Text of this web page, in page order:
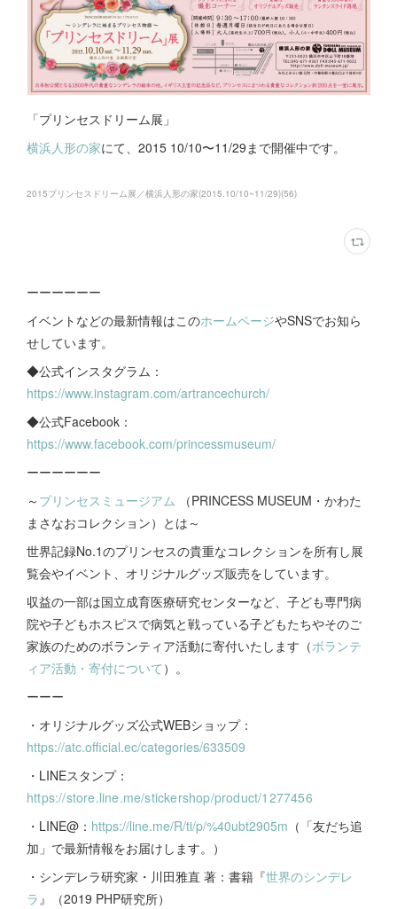
「プリンセスドリーム展」
横浜人形の家にて、2015 10/10〜11/29まで開催中です。
2015プリンセスドリーム展／横浜人形の家(2015.10/10~11/29)(56)
ーーーーーー
イベントなどの最新情報はこのホームページやSNSでお知ら
せしています。
◆公式インスタグラム：
https://www.instagram.com/artrancechurch/
◆公式Facebook：
https://www.facebook.com/princessmuseum/
ーーーーーー
～ プリンセスミュージアム （PRINCESS MUSEUM・かわた
まさなおコレクション）とは～
世界記録No.1のプリンセスの貴重なコレクションを所有し展
覧会やイベント、オリジナルグッズ販売をしています。
収益の一部は国立成育医療研究センターなど、子ども専門病
院や子どもホスピスで病気と戦っている子どもたちやそのご
家族のためのボランティア活動に寄付いたします（ボランテ
ィア活動・寄付について ）。
ーーー
・オリジナルグッズ公式WEBショップ：
https://atc.official.ec/categories/633509
・LINEスタンプ：
https://store.line.me/stickershop/product/1277456
・LINE@： https://line.me/R/ti/p/%40ubt2905m （「友だち追
加」で最新情報をお届けします。）
・シンデレラ研究家・川田雅直 著：書籍『世界のシンデレ
ラ 』（2019 PHP研究所）